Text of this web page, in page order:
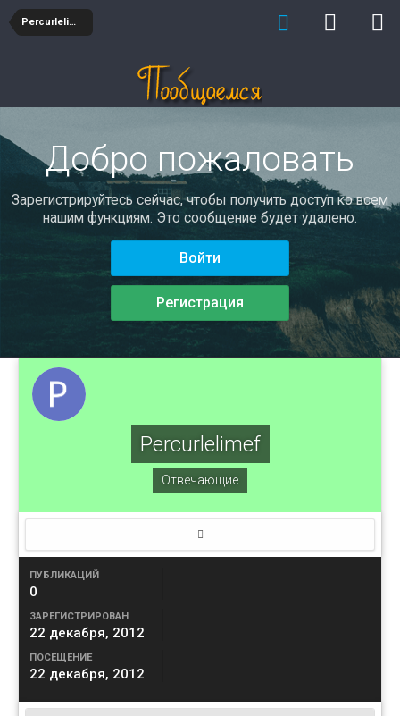
Percurlelimef
Добро пожаловать
Зарегистрируйтесь сейчас, чтобы получить доступ ко всем
нашим функциям. Это сообщение будет удалено.
Войти
Регистрация
Percurlelimef
Отвечающие
ПУБЛИКАЦИЙ
0
ЗАРЕГИСТРИРОВАН
22 декабря, 2012
ПОСЕЩЕНИЕ
22 декабря, 2012